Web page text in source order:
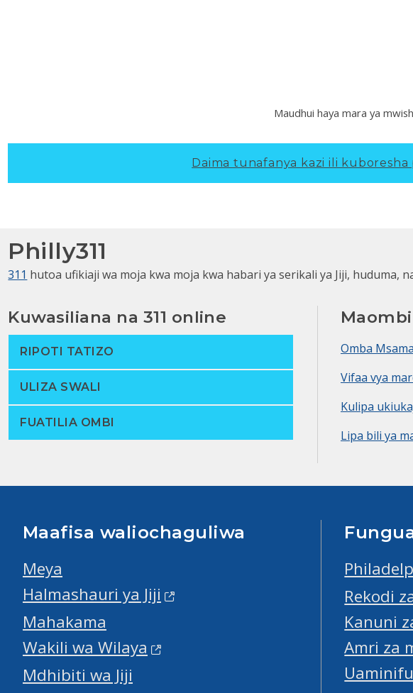
Maudhui haya mara ya
Daima tunafanya kazi ili kuboresha
Philly311
311 hutoa ufikiaji wa moja kwa moja kwa habari ya serikali ya Jiji, huduma,
Kuwasiliana na 311 online
RIPOTI TATIZO
ULIZA SWALI
FUATILIA OMBI
Omba
Vifaa vya
Kulipa
Lipa bili ya
Maafisa waliochaguliwa
Meya
Halmashauri ya Jiji
Mahakama
Wakili wa Wilaya
Mdhibiti wa Jiji
Rekodi
Kanuni
Amri za